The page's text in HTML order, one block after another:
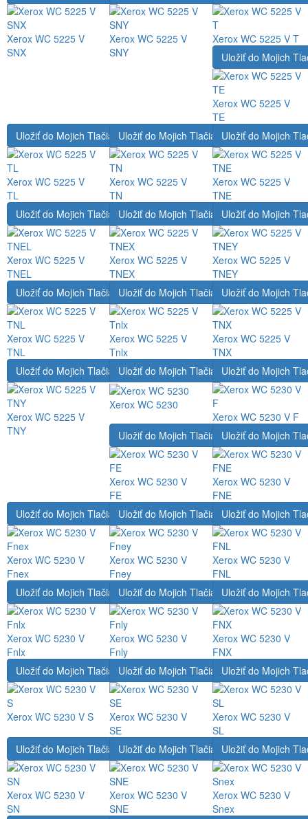
Xerox WC 5225 V
SNX
Xerox WC 5225 V
SNY
Xerox WC 5225 V T
Uložiť do Mojich
Xerox WC 5225 V
TE
Uložiť do Mojich Tlačiarní
Xerox WC 5225 V
TL
Uložiť do Mojich Tlačiarní
Xerox WC 5225 V
TN
Uložiť do Mojich
Xerox WC 5225 V
TNE
Uložiť do Mojich Tlačiarní
Xerox WC 5225 V
TNEL
Uložiť do Mojich Tlačiarní
Xerox WC 5225 V
TNEX
Uložiť do Mojich
Xerox WC 5225 V
TNEY
Uložiť do Mojich Tlačiarní
Xerox WC 5225 V
TNL
Uložiť do Mojich Tlačiarní
Xerox WC 5225 V
Tnlx
Uložiť do Mojich
Xerox WC 5225 V
TNX
Uložiť do Mojich Tlačiarní
Xerox WC 5225 V
TNY
Uložiť do Mojich Tlačiarní
Xerox WC 5230
Uložiť do Mojich
Xerox WC 5230 V F
Uložiť do Mojich Tlačiarní
Xerox WC 5230 V
FE
Uložiť do Mojich
Xerox WC 5230 V
FNE
Uložiť do Mojich Tlačiarní
Xerox WC 5230 V
Fnex
Uložiť do Mojich Tlačiarní
Xerox WC 5230 V
Fney
Uložiť do Mojich
Xerox WC 5230 V
FNL
Uložiť do Mojich Tlačiarní
Xerox WC 5230 V
Fnlx
Uložiť do Mojich Tlačiarní
Xerox WC 5230 V
Fnly
Uložiť do Mojich
Xerox WC 5230 V
FNX
Uložiť do Mojich Tlačiarní
Xerox WC 5230 V S
Uložiť do Mojich Tlačiarní
Xerox WC 5230 V
SE
Uložiť do Mojich
Xerox WC 5230 V
SL
Uložiť do Mojich Tlačiarní
Xerox WC 5230 V
SN
Uložiť do Mojich Tlačiarní
Xerox WC 5230 V
SNE
Uložiť do Mojich
Xerox WC 5230 V
Snex